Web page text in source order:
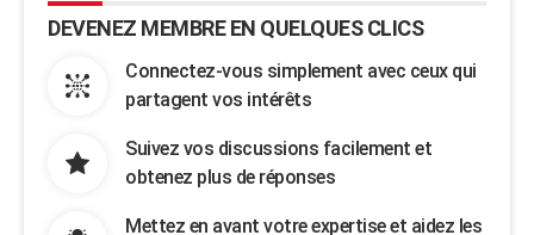
DEVENEZ MEMBRE EN QUELQUES CLICS
Connectez-vous simplement avec ceux qui
partagent vos intérêts
Suivez vos discussions facilement et
obtenez plus de réponses
Mettez en avant votre expertise et aidez les